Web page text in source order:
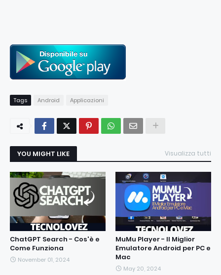
Tags Android Applicazioni
YOU MIGHT LIKE Visualizza tutti
ChatGPT Search - Cos'è e
Come Funziona
November 01, 2024
MuMu Player - Il Miglior
Emulatore Android per PC e
Mac
May 20, 2024